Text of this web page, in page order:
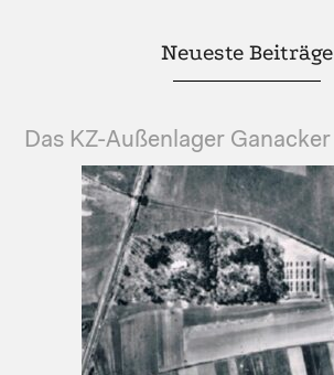
Neueste Beiträge
Das KZ-Außenlager Ganacker